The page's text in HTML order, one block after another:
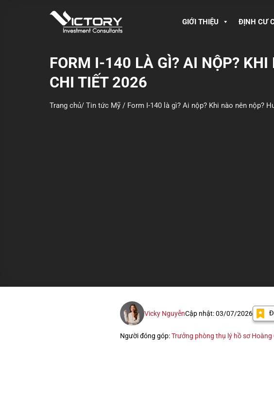
GIỚI THIỆU ĐỊNH CƯ
FORM I-140 LÀ GÌ? AI NỘP?
CHI TIẾT 2026
Trang chủ/ Tin tức Mỹ / Form I-140 là gì? Ai nộp? Khi nào nên nộp?
Vicky NguyễnCập nhật: 03/07/2026
Người đóng góp:Trưởng phòng thụ lý hồ sơ Hoàng